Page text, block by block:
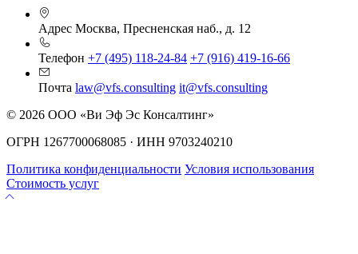
Адрес Москва, Пресненская наб., д. 12
Телефон +7 (495) 118-24-84 +7 (916) 419-16-66
Почта law@vfs.consulting it@vfs.consulting
© 2026 ООО «Ви Эф Эс Консалтинг»
ОГРН 1267700068085 · ИНН 9703240210
Политика конфиденциальности Условия использования
Стоимость услуг